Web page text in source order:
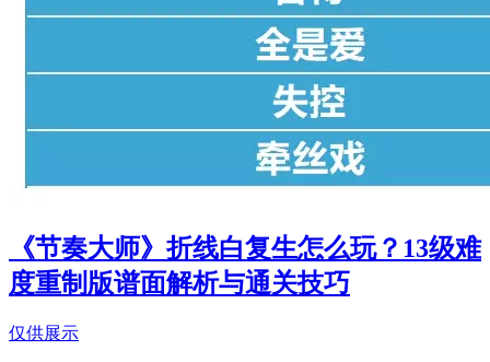
《节奏大师》折线白复生怎么玩？13级难
度重制版谱面解析与通关技巧
仅供展示